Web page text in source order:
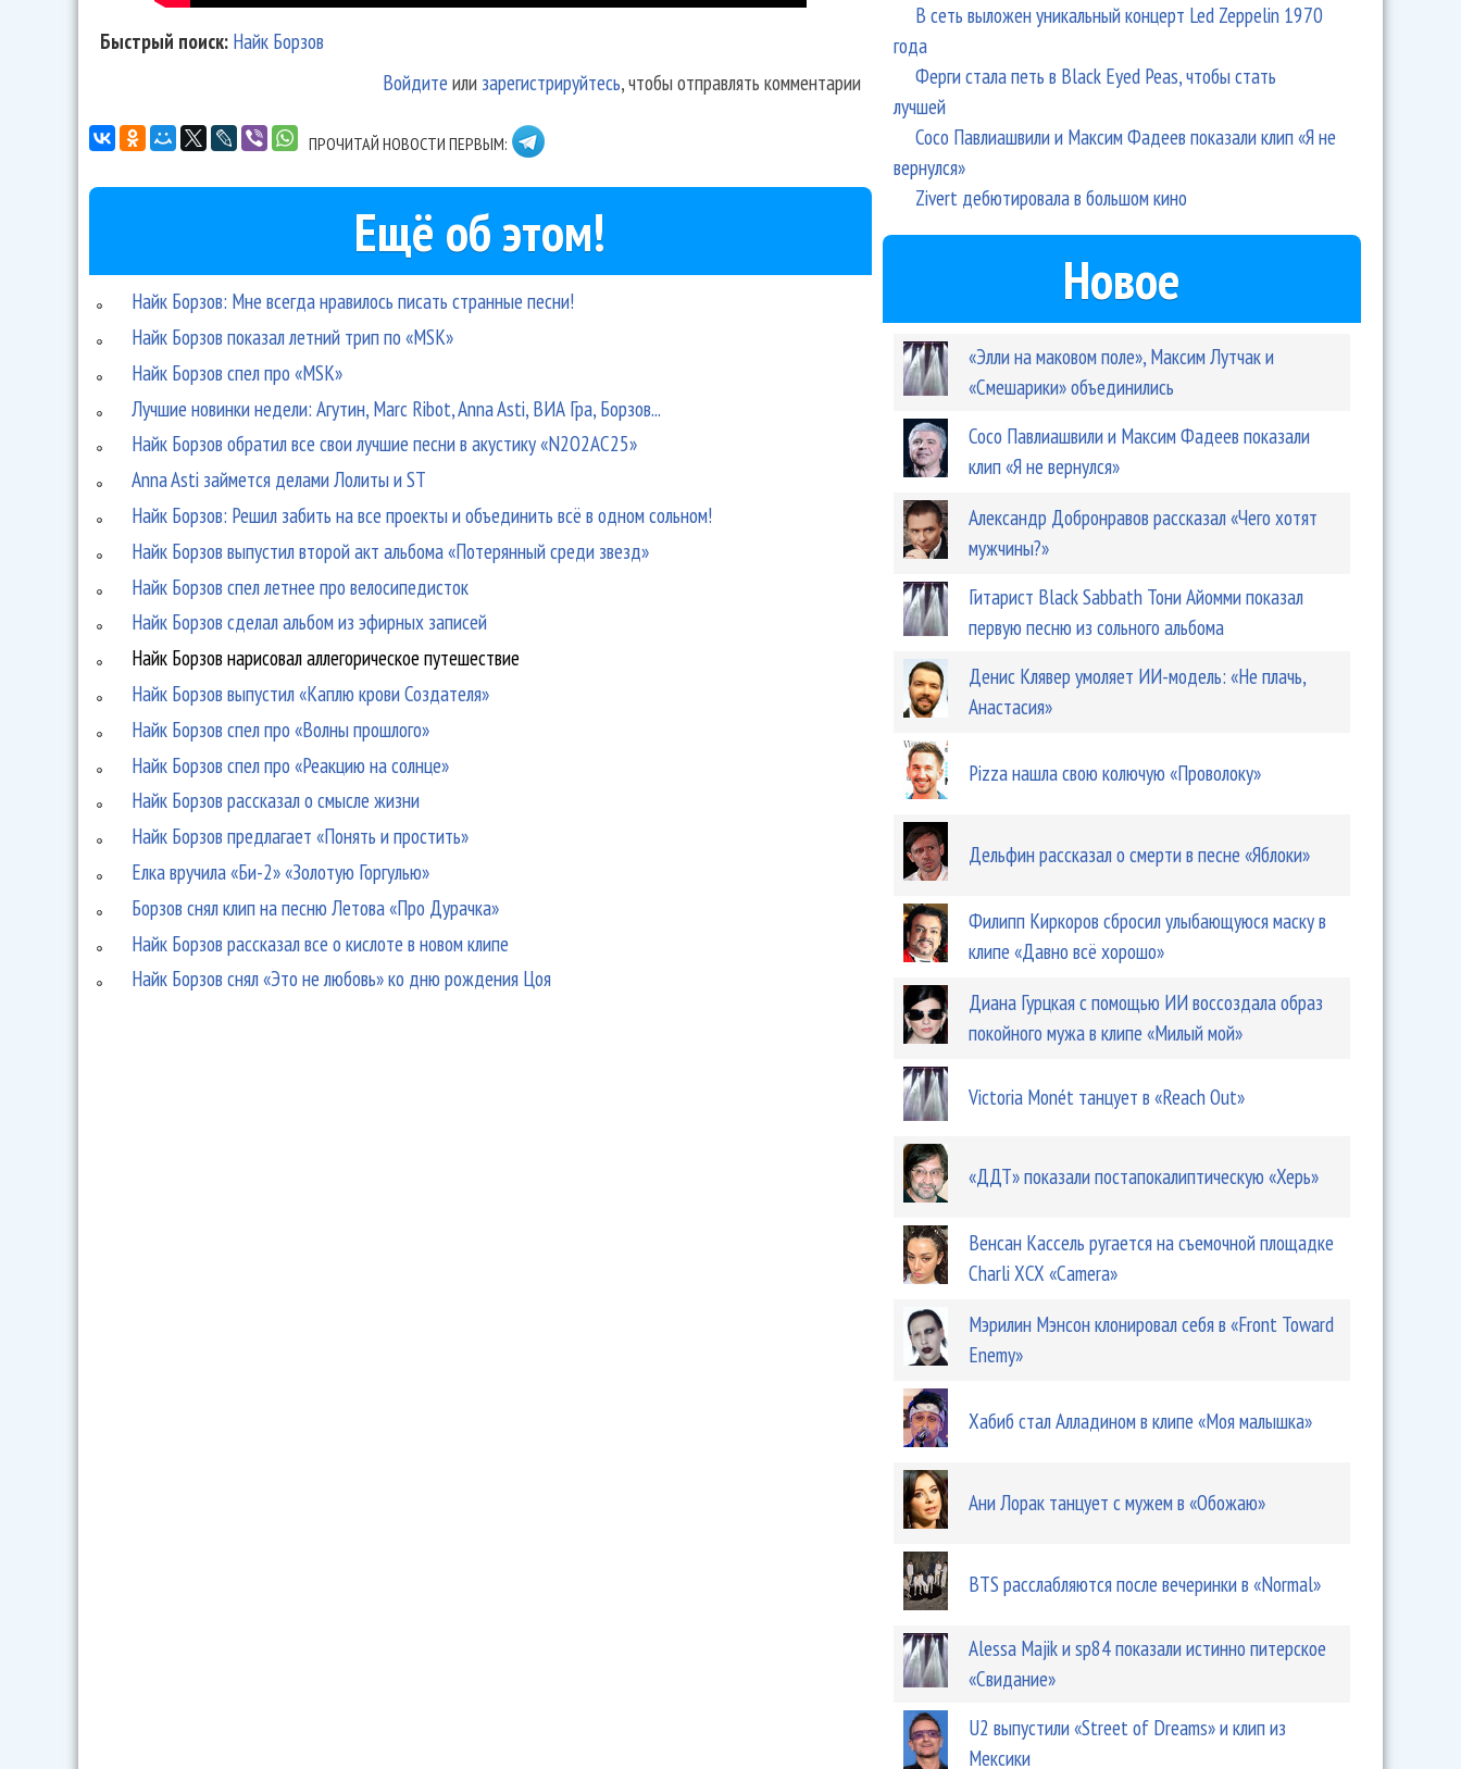
Быстрый поиск: Найк Борзов
Войдите или зарегистрируйтесь, чтобы отправлять комментарии
ПРОЧИТАЙ НОВОСТИ ПЕРВЫМ:
Ещё об этом!
Найк Борзов: Мне всегда нравилось писать странные песни!
Найк Борзов показал летний трип по «MSK»
Найк Борзов спел про «MSK»
Лучшие новинки недели: Агутин, Marc Ribot, Anna Asti, ВИА Гра, Борзов...
Найк Борзов обратил все свои лучшие песни в акустику «N2O2AC25»
Anna Asti займется делами Лолиты и ST
Найк Борзов: Решил забить на все проекты и объединить всё в одном сольном!
Найк Борзов выпустил второй акт альбома «Потерянный среди звезд»
Найк Борзов спел летнее про велосипедисток
Найк Борзов сделал альбом из эфирных записей
Найк Борзов нарисовал аллегорическое путешествие
Найк Борзов выпустил «Каплю крови Создателя»
Найк Борзов спел про «Волны прошлого»
Найк Борзов спел про «Реакцию на солнце»
Найк Борзов рассказал о смысле жизни
Найк Борзов предлагает «Понять и простить»
Елка вручила «Би-2» «Золотую Горгулью»
Борзов снял клип на песню Летова «Про Дурачка»
Найк Борзов рассказал все о кислоте в новом клипе
Найк Борзов снял «Это не любовь» ко дню рождения Цоя
В сеть выложен уникальный концерт Led Zeppelin 1970
года
Ферги стала петь в Black Eyed Peas, чтобы стать
лучшей
Сосо Павлиашвили и Максим Фадеев показали клип «Я не
вернулся»
Zivert дебютировала в большом кино
Новое
«Элли на маковом поле», Максим Лутчак и
«Смешарики» объединились
Сосо Павлиашвили и Максим Фадеев показали
клип «Я не вернулся»
Александр Добронравов рассказал «Чего хотят
мужчины?»
Гитарист Black Sabbath Тони Айомми показал
первую песню из сольного альбома
Денис Клявер умоляет ИИ-модель: «Не плачь,
Анастасия»
Pizza нашла свою колючую «Проволоку»
Дельфин рассказал о смерти в песне «Яблоки»
Филипп Киркоров сбросил улыбающуюся маску в
клипе «Давно всё хорошо»
Диана Гурцкая с помощью ИИ воссоздала образ
покойного мужа в клипе «Милый мой»
Victoria Monét танцует в «Reach Out»
«ДДТ» показали постапокалиптическую «Херь»
Венсан Кассель ругается на съемочной площадке
Charli XCX «Camera»
Мэрилин Мэнсон клонировал себя в «Front Toward
Enemy»
Хабиб стал Алладином в клипе «Моя малышка»
Ани Лорак танцует с мужем в «Обожаю»
BTS расслабляются после вечеринки в «Normal»
Alessa Majik и sp84 показали истинно питерское
«Свидание»
U2 выпустили «Street of Dreams» и клип из
Мексики